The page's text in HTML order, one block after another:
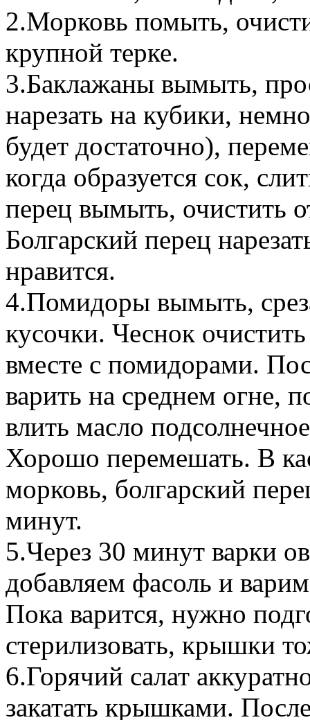
2.Морковь помыть,
крупной терке.
3.Баклажаны вымыть,
нарезать на кубики,
будет достаточно),
когда образуется сок,
перец вымыть, очистить
Болгарский перец
нравится.
4.Помидоры вымыть,
кусочки. Чеснок
вместе с помидорами.
варить на среднем огне,
влить масло
Хорошо перемешать. В
морковь, болгарский
минут.
5.Через 30 минут варки
добавляем фасоль и
Пока варится, нужно
стерилизовать, крышки
6.Горячий салат
закатать крышками.